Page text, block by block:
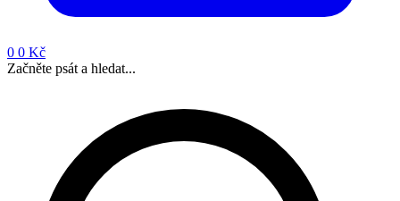
0 0 Kč
Začněte psát a hledat...